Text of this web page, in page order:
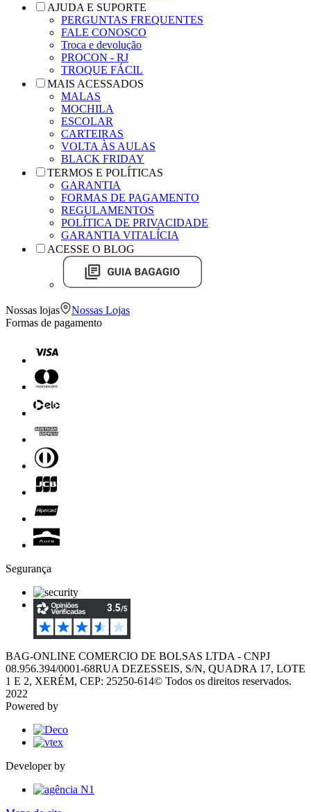
AJUDA E SUPORTE
PERGUNTAS FREQUENTES
FALE CONOSCO
Troca e devolução
PROCON - RJ
TROQUE FÁCIL
MAIS ACESSADOS
MALAS
MOCHILA
ESCOLAR
CARTEIRAS
VOLTA ÀS AULAS
BLACK FRIDAY
TERMOS E POLÍTICAS
GARANTIA
FORMAS DE PAGAMENTO
REGULAMENTOS
POLÍTICA DE PRIVACIDADE
GARANTIA VITALÍCIA
ACESSE O BLOG
Nossas lojas
Nossas Lojas
Formas de pagamento
Segurança
BAG-ONLINE COMERCIO DE BOLSAS LTDA - CNPJ
08.956.394/0001-68RUA DEZESSEIS, S/N, QUADRA 17, LOTE
1 E 2, XERÉM, CEP: 25250-614© Todos os direitos reservados.
2022
Powered by
Developer by